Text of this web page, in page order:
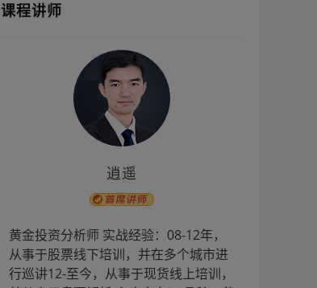
课程讲师
逍遥
黄金投资分析师 实战经验：08-12年，
从事于股票线下培训，并在多个城市进
行巡讲12-至今，从事于现货线上培训，